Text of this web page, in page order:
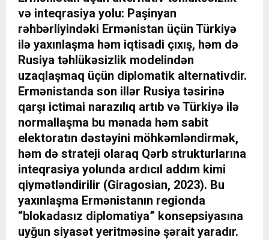
və inteqrasiya yolu: Paşinyan
rəhbərliyindəki Ermənistan üçün Türkiyə
ilə yaxınlaşma həm iqtisadi çıxış, həm də
Rusiya təhlükəsizlik modelindən
uzaqlaşmaq üçün diplomatik alternativdir.
Ermənistanda son illər Rusiya təsirinə
qarşı ictimai narazılıq artıb və Türkiyə ilə
normallaşma bu mənada həm sabit
elektoratın dəstəyini möhkəmləndirmək,
həm də strateji olaraq Qərb strukturlarına
inteqrasiya yolunda ardıcıl addım kimi
qiymətləndirilir (Giragosian, 2023). Bu
yaxınlaşma Ermənistanın regionda
“blokadasız diplomatiya” konsepsiyasına
uyğun siyasət yeritməsinə şərait yaradır.